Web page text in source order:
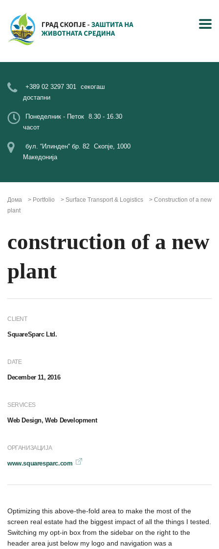
+389 02 3297 301 секогаш
достапни
Понеделник - Петок 8.30 - 16.30
часот
бул. “Илинден“ бр. 82 Скопје, 1000
Македонија
Дома > Portfolio > Surface Transport & Logistics > Construction of a new
plant
construction of a new
plant
CLIENT
SquareSparc Ltd.
DATE
December 11, 2016
SERVICES
Web Design, Web Development
ОРГАНИЗАЦИЈА
www.squaresparc.com
Optimizing this above-the-fold area to make the most of the
screen real estate had the biggest impact of all the things I tested.
Switching my opt-in box from the sidebar on the right to the
header area just below my logo and navigation was a